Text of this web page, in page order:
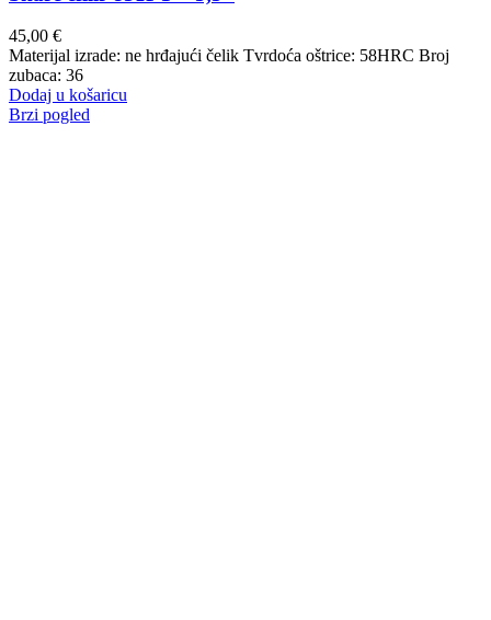
45,00 €
Materijal izrade: ne hrđajući čelik Tvrdoća oštrice: 58HRC Broj
zubaca: 36
Dodaj u košaricu
Brzi pogled